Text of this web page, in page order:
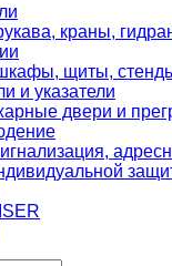
краны,
щиты,
и указатели
двери и